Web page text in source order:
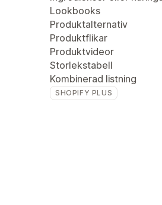
Lookbooks
Produktalternativ
Produktflikar
Produktvideor
Storlekstabell
Kombinerad listning
SHOPIFY PLUS